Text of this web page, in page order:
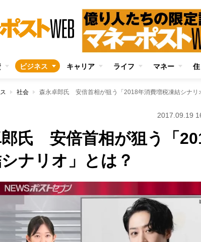
ビジネス キャリア ライフ マネー
社会 森永卓郎氏 安倍首相が狙う「2018年消費増税凍結シナリ
2017.09.19
氏 安倍首相が狙う「
ナリオ」とは？